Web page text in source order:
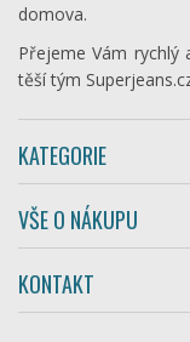
domova.
Přejeme Vám rychlý
těší tým
KATEGORIE
VŠE O NÁKUPU
KONTAKT